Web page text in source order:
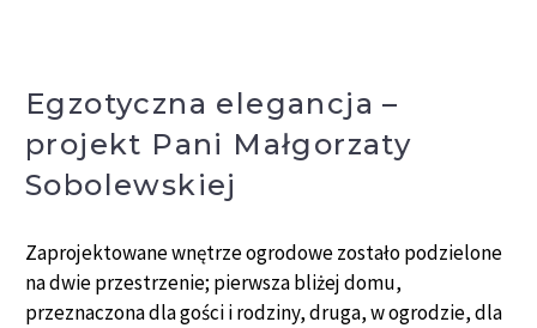
Egzotyczna elegancja –
projekt Pani Małgorzaty
Sobolewskiej
Zaprojektowane wnętrze ogrodowe zostało podzielone
na dwie przestrzenie; pierwsza bliżej domu,
przeznaczona dla gości i rodziny, druga, w ogrodzie, dla